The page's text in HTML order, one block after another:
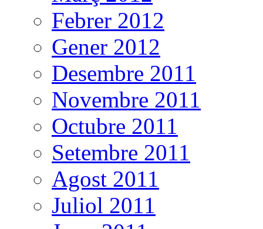
Febrer 2012
Gener 2012
Desembre 2011
Novembre 2011
Octubre 2011
Setembre 2011
Agost 2011
Juliol 2011